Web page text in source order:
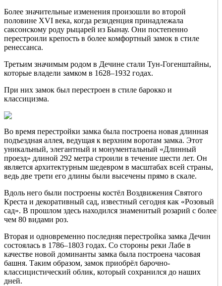
Более значительные изменения произошли во второй
половине XVI века, когда резиденция принадлежала
саксонскому роду рыцарей из Бынау. Они постепенно
перестроили крепость в более комфортный замок в стиле
ренессанса.
Третьим значимым родом в Дечине стали Тун-Гогенштайны,
которые владели замком в 1628–1932 годах.
При них замок был перестроен в стиле барокко и
классицизма.
Во время перестройки замка была построена новая длинная
подъездная аллея, ведущая к верхним воротам замка. Этот
уникальный, элегантный и монументальный «Длинный
проезд» длиной 292 метра строили в течение шести лет. Он
является архитектурным шедевром в масштабах всей страны,
ведь две трети его длины были высечены прямо в скале.
Вдоль него были построены костёл Воздвижения Святого
Креста и декоративный сад, известный сегодня как «Розовый
сад». В прошлом здесь находился знаменитый розарий с более
чем 80 видами роз.
Вторая и одновременно последняя перестройка замка Дечин
состоялась в 1786–1803 годах. Со стороны реки Лабе в
качестве новой доминанты замка была построена часовая
башня. Таким образом, замок приобрёл барочно-
классицистический облик, который сохранился до наших
дней.